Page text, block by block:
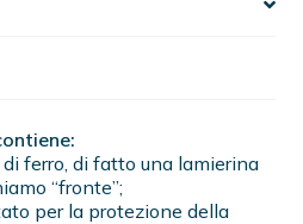
ferro, di fatto una lamierina
“fronte”;
per la protezione della